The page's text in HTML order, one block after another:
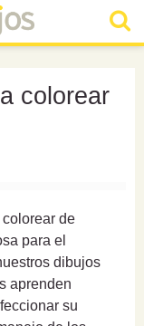
colorear
de
para el
dibujos
aprenden
su